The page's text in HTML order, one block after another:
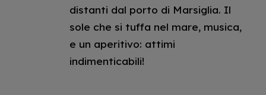
distanti dal porto di Marsiglia. Il
sole che si tuffa nel mare, musica,
e un aperitivo: attimi
indimenticabili!